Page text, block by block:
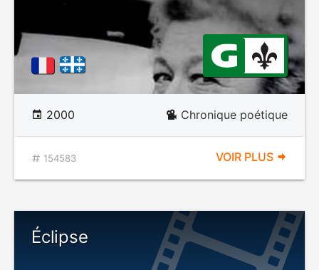
2000 Chronique poétique
154583 VOIR PLUS
Éclipse